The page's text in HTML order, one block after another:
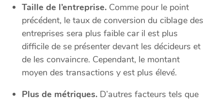
Taille de l’entreprise. Comme pour le point
précédent, le taux de conversion du ciblage des
entreprises sera plus faible car il est plus
difficile de se présenter devant les décideurs et
de les convaincre. Cependant, le montant
moyen des transactions y est plus élevé.
Plus de métriques. D’autres facteurs tels que